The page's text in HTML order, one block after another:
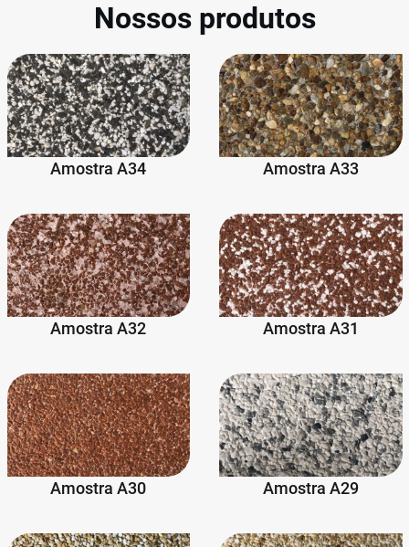
Nossos produtos
Amostra A34 Amostra A33
Amostra A32 Amostra A31
Amostra A30 Amostra A29